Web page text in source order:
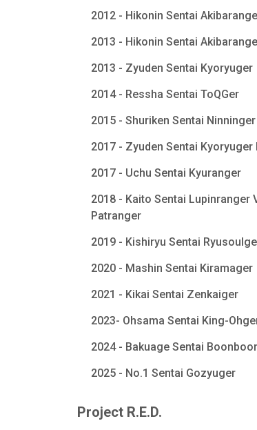
2012 - Hikonin Sentai
2013 - Hikonin Sentai
2013 - Zyuden Sentai Kyoryuger
2014 - Ressha Sentai ToQGer
2015 - Shuriken Sentai Ninninger
2017 - Zyuden Sentai Kyoryuger
2017 - Uchu Sentai Kyuranger
2018 - Kaito Sentai Lupinranger
Patranger
2019 - Kishiryu Sentai
2020 - Mashin Sentai Kiramager
2021 - Kikai Sentai Zenkaiger
2023- Ohsama Sentai King-
2024 - Bakuage Sentai
2025 - No.1 Sentai Gozyuger
Project R.E.D.